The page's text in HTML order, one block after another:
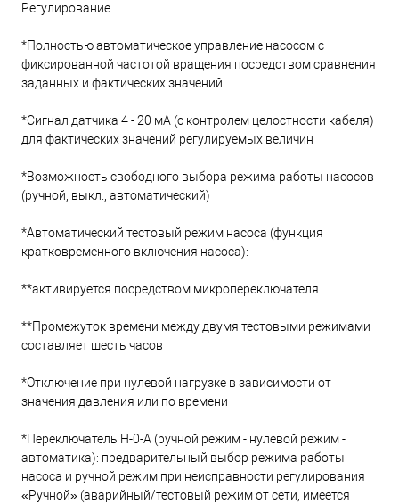
Регулирование
*Полностью автоматическое управление насосом с
фиксированной частотой вращения посредством сравнения
заданных и фактических значений
*Сигнал датчика 4 - 20 мА (с контролем целостности кабеля)
для фактических значений регулируемых величин
*Возможность свободного выбора режима работы насосов
(ручной, выкл., автоматический)
*Автоматический тестовый режим насоса (функция
кратковременного включения насоса):
**активируется посредством микропереключателя
**Промежуток времени между двумя тестовыми режимами
составляет шесть часов
*Отключение при нулевой нагрузке в зависимости от
значения давления или по времени
*Переключатель H-0-A (ручной режим - нулевой режим -
автоматика): предварительный выбор режима работы
насоса и ручной режим при неисправности регулирования
«Ручной» (аварийный/тестовый режим от сети, имеется